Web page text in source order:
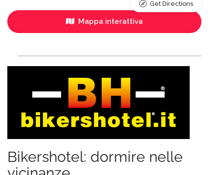
Mappa interattiva
Get Directions
Bikershotel: dormire nelle